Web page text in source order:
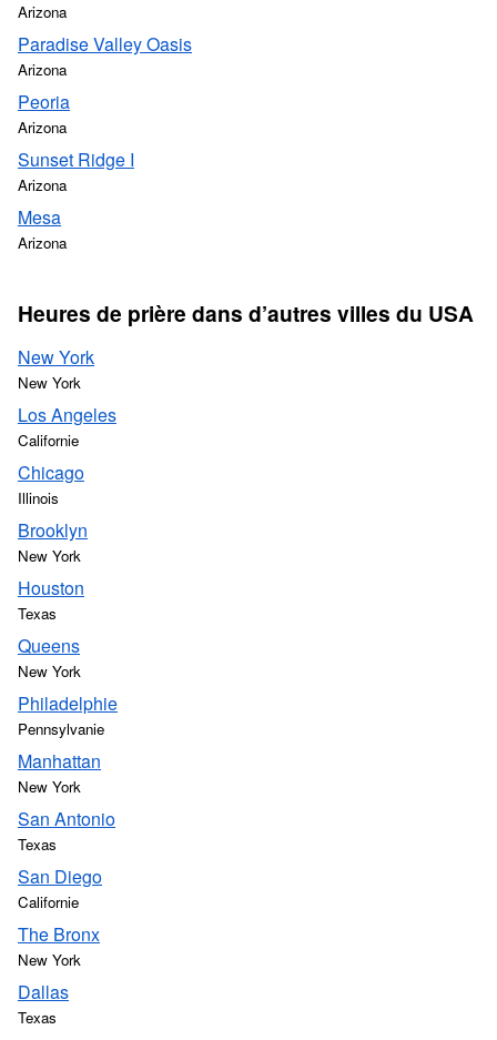
Arizona
Paradise Valley Oasis
Arizona
Peoria
Arizona
Sunset Ridge I
Arizona
Mesa
Arizona
Heures de prière dans d’autres villes du USA
New York
New York
Los Angeles
Californie
Chicago
Illinois
Brooklyn
New York
Houston
Texas
Queens
New York
Philadelphie
Pennsylvanie
Manhattan
New York
San Antonio
Texas
San Diego
Californie
The Bronx
New York
Dallas
Texas